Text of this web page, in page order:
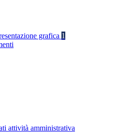
grafica 1
attività amministrativa